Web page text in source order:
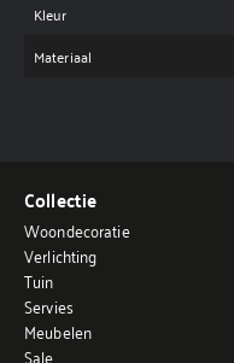
Kleur
Materiaal
Collectie
Woondecoratie
Verlichting
Tuin
Servies
Meubelen
Sale